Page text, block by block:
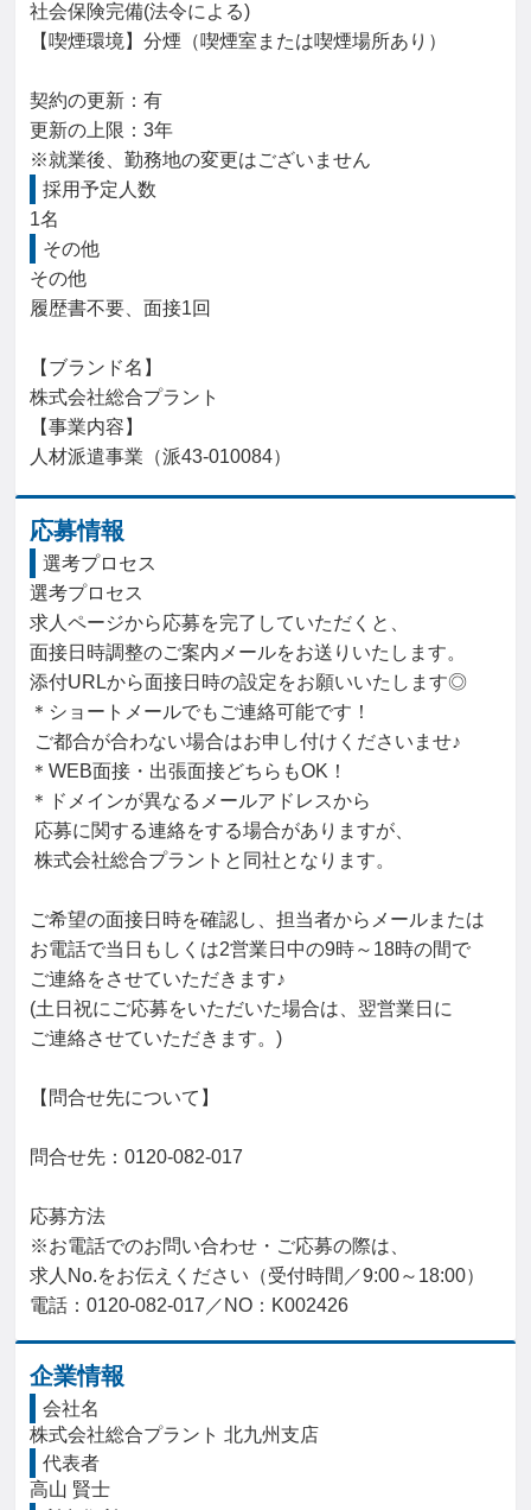
社会保険完備(法令による)
【喫煙環境】分煙（喫煙室または喫煙場所あり）
契約の更新：有
更新の上限：3年
※就業後、勤務地の変更はございません
採用予定人数
1名
その他
その他
履歴書不要、面接1回
【ブランド名】
株式会社総合プラント
【事業内容】
人材派遣事業（派43-010084）
応募情報
選考プロセス
選考プロセス
求人ページから応募を完了していただくと、
面接日時調整のご案内メールをお送りいたします。
添付URLから面接日時の設定をお願いいたします◎
＊ショートメールでもご連絡可能です！
＊WEB面接・出張面接どちらもOK！
＊ドメインが異なるメールアドレスから
ご希望の面接日時を確認し、担当者からメールまたは
お電話で当日もしくは2営業日中の9時～18時の間で
ご連絡をさせていただきます♪
(土日祝にご応募をいただいた場合は、翌営業日に
ご連絡させていただきます。)
【問合せ先について】
問合せ先：0120-082-017
応募方法
※お電話でのお問い合わせ・ご応募の際は、
求人No.をお伝えください（受付時間／9:00～18:00）
電話：0120-082-017／NO：K002426
企業情報
会社名
株式会社総合プラント 北九州支店
代表者
高山 賢士